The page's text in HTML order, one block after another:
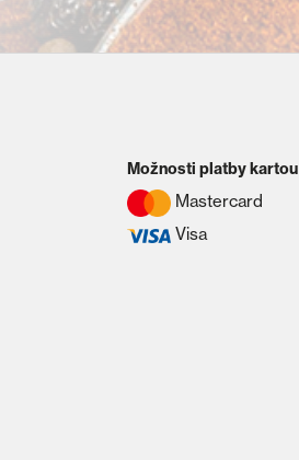
Možnosti platby kartou
Mastercard
Visa